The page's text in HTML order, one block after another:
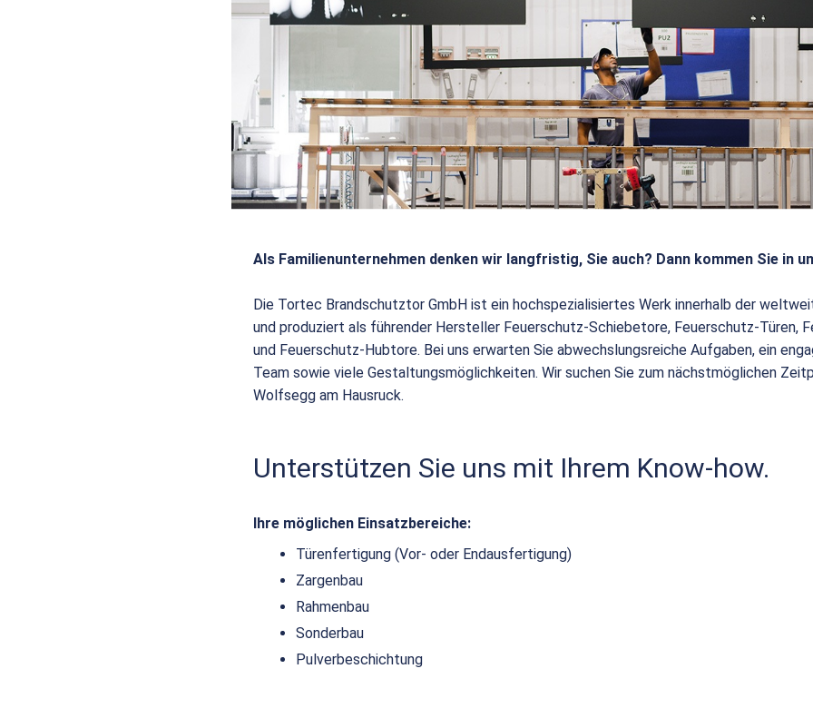
Als Familienunternehmen denken wir langfristig, Sie auch? Dann kommen Sie in
Die Tortec Brandschutztor GmbH ist ein hochspezialisiertes Werk innerhalb der
und produziert als führender Hersteller Feuerschutz-Schiebetore, Feuerschutz-Türen,
und Feuerschutz-Hubtore. Bei uns erwarten Sie abwechslungsreiche Aufgaben, ein
Team sowie viele Gestaltungsmöglichkeiten. Wir suchen Sie zum nächstmöglichen
Wolfsegg am Hausruck.
Unterstützen Sie uns mit Ihrem Know-how.
Ihre möglichen Einsatzbereiche:
Türenfertigung (Vor- oder Endausfertigung)
Zargenbau
Rahmenbau
Sonderbau
Pulverbeschichtung